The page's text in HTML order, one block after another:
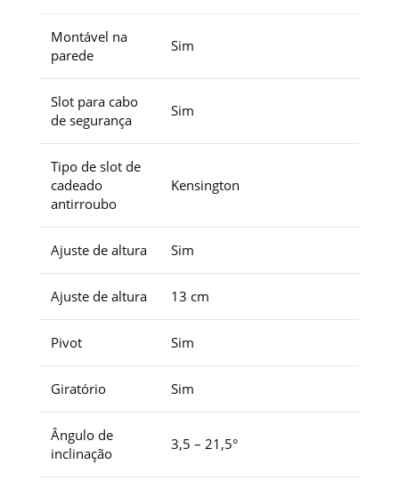
Montável na
parede
Sim
Slot para cabo
de segurança
Sim
Tipo de slot de
cadeado
antirroubo
Kensington
Ajuste de altura Sim
Ajuste de altura 13 cm
Pivot Sim
Giratório Sim
Ângulo de
inclinação
3,5 – 21,5°